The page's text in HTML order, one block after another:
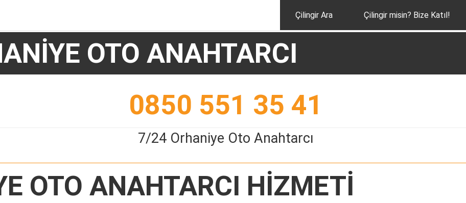
Çilingir Ara Çilingir misin? Bize Katıl!
OTO ANAHTARCI
0850 551 35 41
7/24 Orhaniye Oto Anahtarcı
OTO ANAHTARCI HİZMETİ